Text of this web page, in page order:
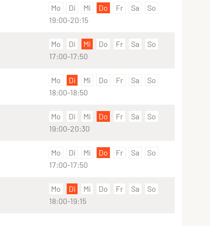
Mo Di Mi Do Fr Sa
So
19:00-20:15
Mo Di Mi Do Fr Sa
So
17:00-17:50
Mo Di Mi Do Fr Sa
So
18:00-18:50
Mo Di Mi Do Fr Sa
So
19:00-20:30
Mo Di Mi Do Fr Sa
So
17:00-17:50
Mo Di Mi Do Fr Sa
So
18:00-19:15